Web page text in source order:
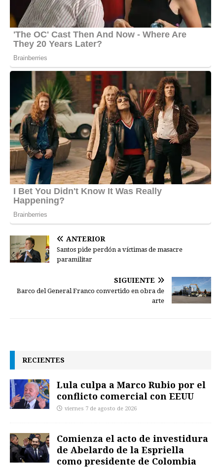
ANTERIOR
Santos pide perdón a víctimas de masacre
paramilitar
SIGUIENTE
Barco del General Franco convertido en obra de
arte
RECIENTES
Lula culpa a Marco Rubio por el
conflicto comercial con EEUU
viernes 7 de agosto de 2026
Comienza el acto de investidura
de Abelardo de la Espriella
como presidente de Colombia